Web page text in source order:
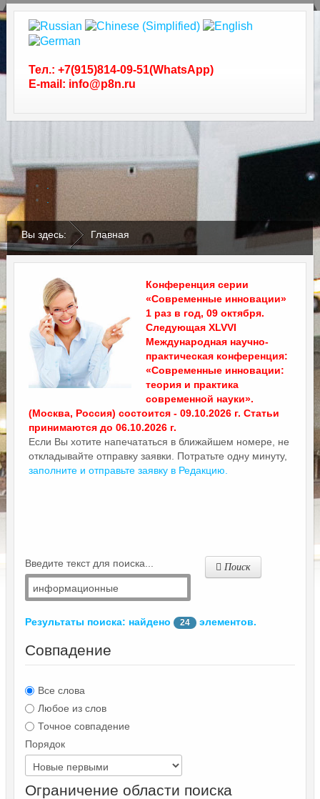
Тел.: +7(915)814-09-51(WhatsApp)
E-mail: info@p8n.ru
Вы здесь: Главная
Конференция серии
«Современные инновации»
1 раз в год, 09 октября.
Следующая XLVVI
Международная научно-
практическая конференция:
«Современные инновации:
теория и практика
современной науки».
(Москва, Россия) состоится - 09.10.2026 г. Статьи
принимаются до 06.10.2026 г.
Если Вы хотите напечататься в ближайшем номере, не
откладывайте отправку заявки. Потратьте одну минуту,
заполните и отправьте заявку в Редакцию.
Введите текст для поиска... Поиск
Результаты поиска: найдено 24 элементов.
Совпадение
Все слова
Любое из слов
Точное совпадение
Порядок
Ограничение области поиска